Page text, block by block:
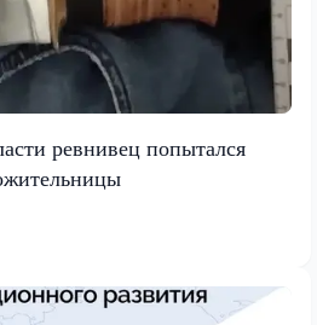
ревнивец попытался